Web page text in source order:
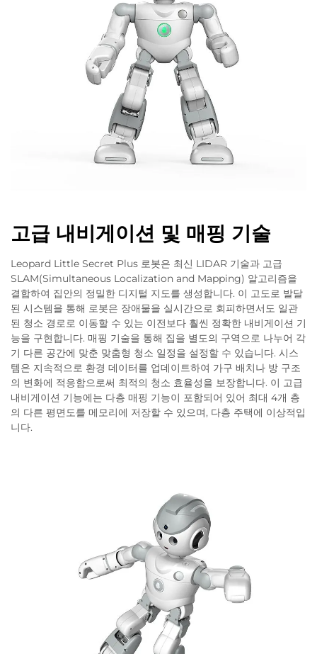
고급 내비게이션 및 매핑 기술
Leopard Little Secret Plus 로봇은 최신 LIDAR 기술과 고급
SLAM(Simultaneous Localization and Mapping) 알고리즘을
결합하여 집안의 정밀한 디지털 지도를 생성합니다. 이 고도로 발달
된 시스템을 통해 로봇은 장애물을 실시간으로 회피하면서도 일관
된 청소 경로로 이동할 수 있는 이전보다 훨씬 정확한 내비게이션 기
능을 구현합니다. 매핑 기술을 통해 집을 별도의 구역으로 나누어 각
기 다른 공간에 맞춘 맞춤형 청소 일정을 설정할 수 있습니다. 시스
템은 지속적으로 환경 데이터를 업데이트하여 가구 배치나 방 구조
의 변화에 적응함으로써 최적의 청소 효율성을 보장합니다. 이 고급
내비게이션 기능에는 다층 매핑 기능이 포함되어 있어 최대 4개 층
의 다른 평면도를 메모리에 저장할 수 있으며, 다층 주택에 이상적입
니다.